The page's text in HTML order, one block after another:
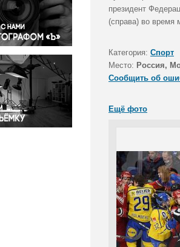
и конфликты
жизнь
и бизнес
президент
(справа) во время
Категория: Спорт
Место: Россия,
Сообщить об
Ещё фото